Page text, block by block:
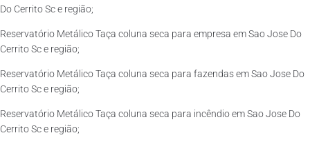
Do Cerrito Sc e região;
Reservatório Metálico Taça coluna seca para empresa em Sao Jose Do
Cerrito Sc e região;
Reservatório Metálico Taça coluna seca para fazendas em Sao Jose Do
Cerrito Sc e região;
Reservatório Metálico Taça coluna seca para incêndio em Sao Jose Do
Cerrito Sc e região;